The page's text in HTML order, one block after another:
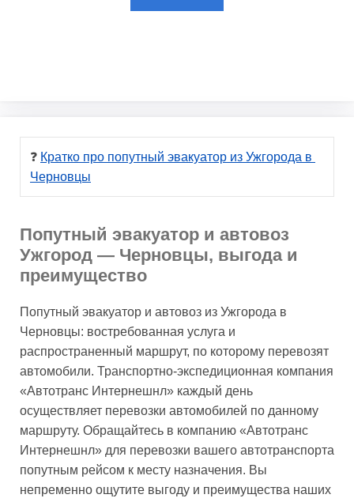
❓ Кратко про попутный эвакуатор из Ужгорода в
Черновцы
Попутный эвакуатор и автовоз
Ужгород — Черновцы, выгода и
преимущество
Попутный эвакуатор и автовоз из Ужгорода в
Черновцы: востребованная услуга и
распространенный маршрут, по которому перевозят
автомобили. Транспортно-экспедиционная компания
«Автотранс Интернешнл» каждый день
осуществляет перевозки автомобилей по данному
маршруту. Обращайтесь в компанию «Автотранс
Интернешнл» для перевозки вашего автотранспорта
попутным рейсом к месту назначения. Вы
непременно ощутите выгоду и преимущества наших